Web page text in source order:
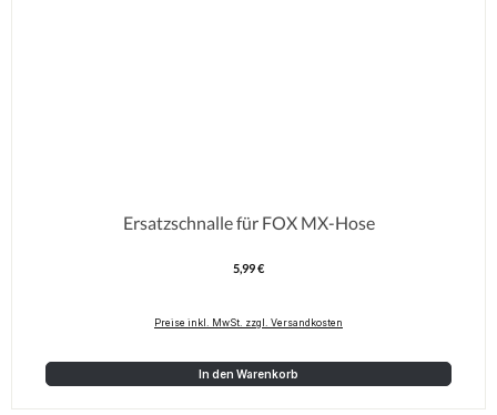
Ersatzschnalle für FOX MX-Hose
Regulärer Preis:
5,99 €
Preise inkl. MwSt. zzgl. Versandkosten
In den Warenkorb